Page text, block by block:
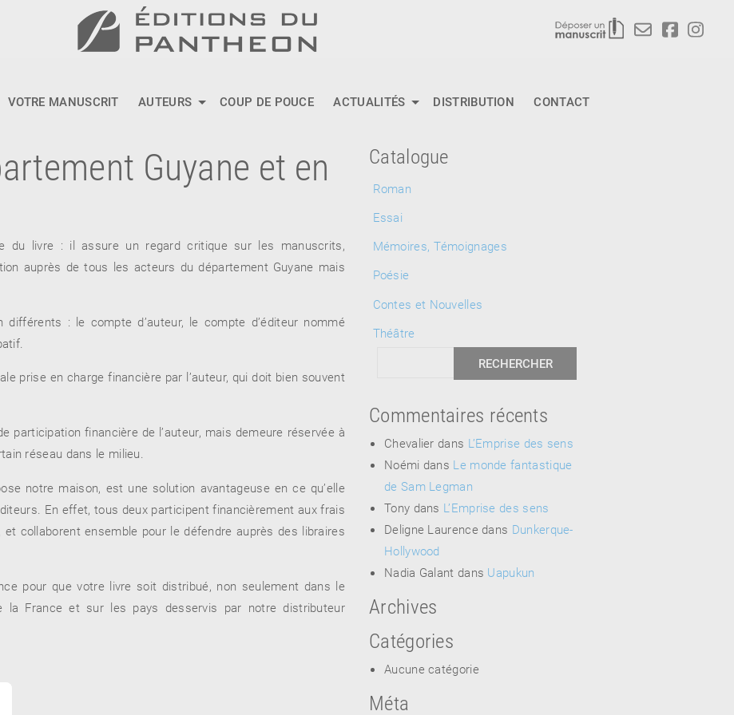
VOTRE MANUSCRIT AUTEURS COUP DE POUCE ACTUALITÉS DISTRIBUTION CONTACT
Guyane et en
du livre : il assure un regard critique sur les manuscrits,
auprès de tous les acteurs du département Guyane mais
: le compte d’auteur, le compte d’éditeur nommé
prise en charge financière par l’auteur, qui doit bien souvent
participation financière de l’auteur, mais demeure réservée à
réseau dans le milieu.
notre maison, est une solution avantageuse en ce qu’elle
En effet, tous deux participent financièrement aux frais
collaborent ensemble pour le défendre auprès des libraires
pour que votre livre soit distribué, non seulement dans le
la France et sur les pays desservis par notre distributeur
Catalogue
Roman
Essai
Mémoires, Témoignages
Poésie
Contes et Nouvelles
Théâtre
Commentaires récents
Chevalier dans L’Emprise des sens
Noémi dans Le monde fantastique
de Sam Legman
Tony dans L’Emprise des sens
Deligne Laurence dans Dunkerque-
Hollywood
Nadia Galant dans Uapukun
Archives
Catégories
Aucune catégorie
Méta